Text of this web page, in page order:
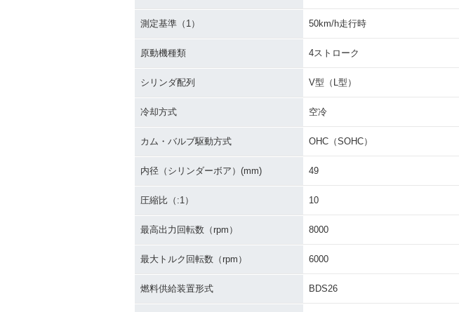
測定基準（1） 50km/h走行時
原動機種類 4ストローク
シリンダ配列 V型（L型）
冷却方式 空冷
カム・バルブ駆動方式 OHC（SOHC）
内径（シリンダーボア）(mm) 49
圧縮比（:1） 10
最高出力回転数（rpm） 8000
最大トルク回転数（rpm） 6000
燃料供給装置形式 BDS26